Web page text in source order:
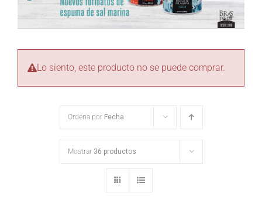
Lo siento, este producto no se puede comprar.
Ordena por Fecha
Mostrar 36 productos